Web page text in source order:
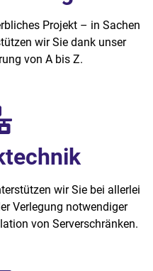
Projekt – in Sachen
wir Sie dank unser
von A bis Z.
wir Sie bei allerlei
Verlegung notwendiger
von Serverschränken.